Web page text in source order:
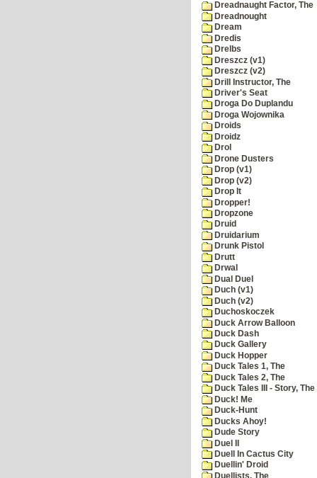
Dreadnaught Factor, The
Dreadnought
Dream
Dredis
Drelbs
Dreszcz (v1)
Dreszcz (v2)
Drill Instructor, The
Driver's Seat
Droga Do Duplandu
Droga Wojownika
Droids
Droidz
Drol
Drone Dusters
Drop (v1)
Drop (v2)
Drop It
Dropper!
Dropzone
Druid
Druidarium
Drunk Pistol
Drutt
Drwal
Dual Duel
Duch (v1)
Duch (v2)
Duchoskoczek
Duck Arrow Balloon
Duck Dash
Duck Gallery
Duck Hopper
Duck Tales 1, The
Duck Tales 2, The
Duck Tales III - Story, The
Duck! Me
Duck-Hunt
Ducks Ahoy!
Dude Story
Duel II
Duell In Cactus City
Duellin' Droid
Duellists, The